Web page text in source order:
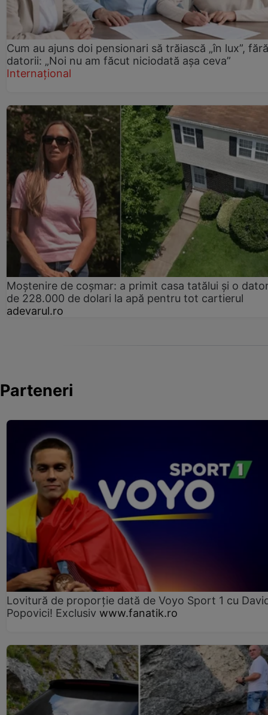
Cum au ajuns doi pensionari să trăiască „în lux”, fără
datorii: „Noi nu am făcut niciodată așa ceva”
Internațional
Moștenire de coșmar: a primit casa tatălui și o
de 228.000 de dolari la apă pentru tot cartierul
adevarul.ro
Parteneri
Lovitură de proporție dată de Voyo Sport 1 cu
Popovici! Exclusiv www.fanatik.ro